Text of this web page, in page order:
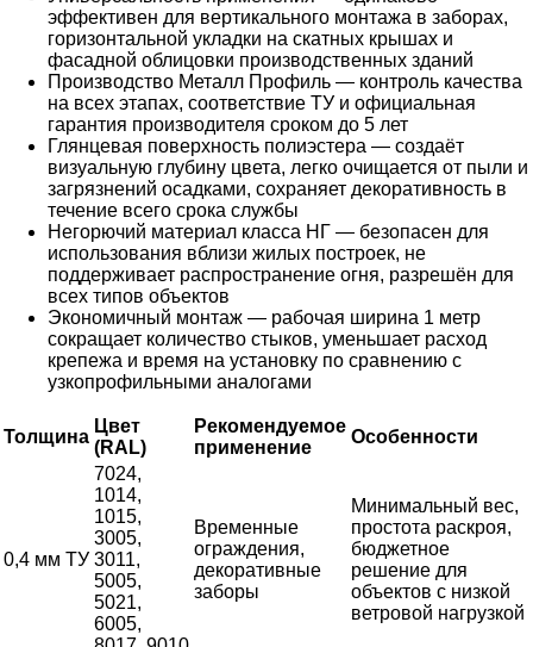
эффективен для вертикального монтажа в заборах,
горизонтальной укладки на скатных крышах и
фасадной облицовки производственных зданий
Производство Металл Профиль — контроль качества
на всех этапах, соответствие ТУ и официальная
гарантия производителя сроком до 5 лет
Глянцевая поверхность полиэстера — создаёт
визуальную глубину цвета, легко очищается от пыли и
загрязнений осадками, сохраняет декоративность в
течение всего срока службы
Негорючий материал класса НГ — безопасен для
использования вблизи жилых построек, не
поддерживает распространение огня, разрешён для
всех типов объектов
Экономичный монтаж — рабочая ширина 1 метр
сокращает количество стыков, уменьшает расход
крепежа и время на установку по сравнению с
узкопрофильными аналогами
Толщина
Цвет
(RAL)
Рекомендуемое
применение
Особенности
0,4 мм ТУ
7024,
1014,
1015,
3005,
3011,
5005,
5021,
6005,
Временные
ограждения,
декоративные
заборы
Минимальный вес,
простота раскроя,
бюджетное
решение для
объектов с низкой
ветровой нагрузкой